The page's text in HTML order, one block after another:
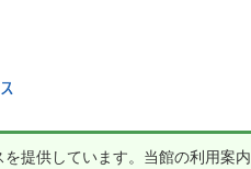
提供しています。当館の利用案